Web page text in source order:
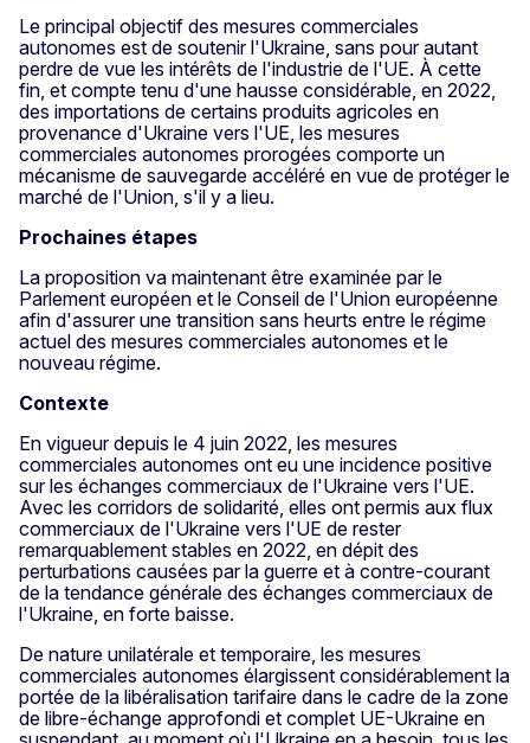
Le principal objectif des mesures commerciales
autonomes est de soutenir l'Ukraine, sans pour autant
perdre de vue les intérêts de l'industrie de l'UE. À cette
fin, et compte tenu d'une hausse considérable, en 2022,
des importations de certains produits agricoles en
provenance d'Ukraine vers l'UE, les mesures
commerciales autonomes prorogées comporte un
mécanisme de sauvegarde accéléré en vue de protéger le
marché de l'Union, s'il y a lieu.
Prochaines étapes
La proposition va maintenant être examinée par le
Parlement européen et le Conseil de l'Union européenne
afin d'assurer une transition sans heurts entre le régime
actuel des mesures commerciales autonomes et le
nouveau régime.
Contexte
En vigueur depuis le 4 juin 2022, les mesures
commerciales autonomes ont eu une incidence positive
sur les échanges commerciaux de l'Ukraine vers l'UE.
Avec les corridors de solidarité, elles ont permis aux flux
commerciaux de l'Ukraine vers l'UE de rester
remarquablement stables en 2022, en dépit des
perturbations causées par la guerre et à contre-courant
de la tendance générale des échanges commerciaux de
l'Ukraine, en forte baisse.
De nature unilatérale et temporaire, les mesures
commerciales autonomes élargissent considérablement la
portée de la libéralisation tarifaire dans le cadre de la zone
de libre-échange approfondi et complet UE-Ukraine en